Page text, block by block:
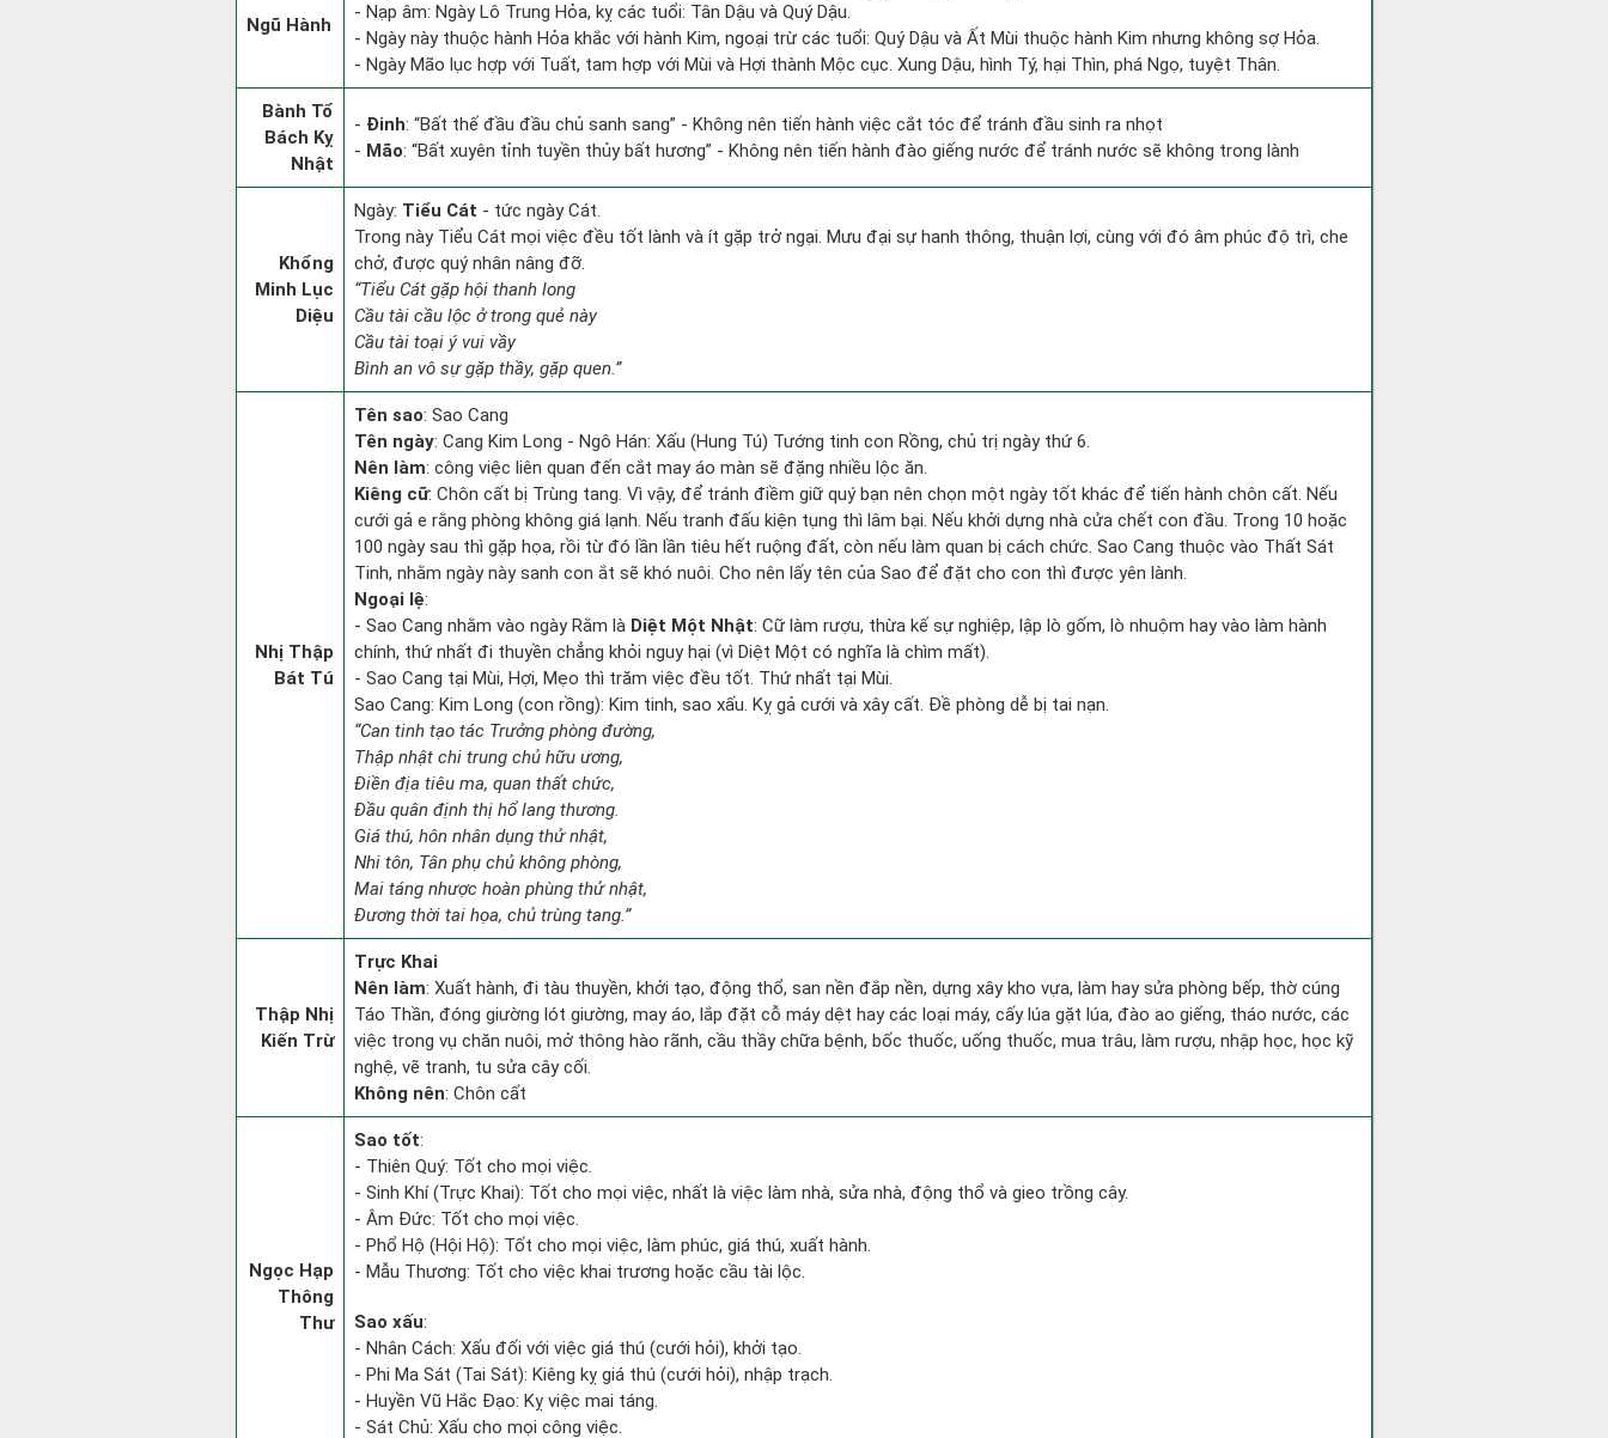
Ngũ Hành
- Nạp âm: Ngày Lô Trung Hỏa, kỵ các tuổi: Tân Dậu và Quý Dậu.
- Ngày này thuộc hành Hỏa khắc với hành Kim, ngoại trừ các tuổi: Quý Dậu và Ất Mùi thuộc hành Kim nhưng không sợ Hỏa.
- Ngày Mão lục hợp với Tuất, tam hợp với Mùi và Hợi thành Mộc cục. Xung Dậu, hình Tý, hại Thìn, phá Ngọ, tuyệt Thân.
Bành Tổ
Bách Kỵ
Nhật
- Đinh: “Bất thế đầu đầu chủ sanh sang” - Không nên tiến hành việc cắt tóc để tránh đầu sinh ra nhọt
- Mão: “Bất xuyên tỉnh tuyền thủy bất hương” - Không nên tiến hành đào giếng nước để tránh nước sẽ không trong lành
Khổng
Minh Lục
Diệu
Ngày: Tiểu Cát - tức ngày Cát.
Trong này Tiểu Cát mọi việc đều tốt lành và ít gặp trở ngại. Mưu đại sự hanh thông, thuận lợi, cùng với đó âm phúc độ trì, che
chở, được quý nhân nâng đỡ.
“Tiểu Cát gặp hội thanh long
Cầu tài cầu lộc ở trong quẻ này
Cầu tài toại ý vui vầy
Bình an vô sự gặp thầy, gặp quen.”
Nhị Thập
Bát Tú
Tên sao: Sao Cang
Tên ngày: Cang Kim Long - Ngô Hán: Xấu (Hung Tú) Tướng tinh con Rồng, chủ trị ngày thứ 6.
Nên làm: công việc liên quan đến cắt may áo màn sẽ đặng nhiều lộc ăn.
Kiêng cữ: Chôn cất bị Trùng tang. Vì vậy, để tránh điềm giữ quý bạn nên chọn một ngày tốt khác để tiến hành chôn cất. Nếu
cưới gả e rằng phòng không giá lạnh. Nếu tranh đấu kiện tụng thì lâm bại. Nếu khởi dựng nhà cửa chết con đầu. Trong 10 hoặc
100 ngày sau thì gặp họa, rồi từ đó lần lần tiêu hết ruộng đất, còn nếu làm quan bị cách chức. Sao Cang thuộc vào Thất Sát
Tinh, nhằm ngày này sanh con ắt sẽ khó nuôi. Cho nên lấy tên của Sao để đặt cho con thì được yên lành.
Ngoại lệ:
- Sao Cang nhằm vào ngày Rằm là Diệt Một Nhật: Cữ làm rượu, thừa kế sự nghiệp, lập lò gốm, lò nhuộm hay vào làm hành
chính, thứ nhất đi thuyền chẳng khỏi nguy hại (vì Diệt Một có nghĩa là chìm mất).
- Sao Cang tại Mùi, Hợi, Mẹo thì trăm việc đều tốt. Thứ nhất tại Mùi.
Sao Cang: Kim Long (con rồng): Kim tinh, sao xấu. Kỵ gả cưới và xây cất. Đề phòng dễ bị tai nạn.
“Can tinh tạo tác Trưởng phòng đường,
Thập nhật chi trung chủ hữu ương,
Điền địa tiêu ma, quan thất chức,
Đầu quân định thị hổ lang thương.
Giá thú, hôn nhân dụng thử nhật,
Nhi tôn, Tân phụ chủ không phòng,
Mai táng nhược hoàn phùng thử nhật,
Đương thời tai họa, chủ trùng tang.”
Thập Nhị
Kiến Trừ
Trực Khai
Nên làm: Xuất hành, đi tàu thuyền, khởi tạo, động thổ, san nền đắp nền, dựng xây kho vựa, làm hay sửa phòng bếp, thờ cúng
Táo Thần, đóng giường lót giường, may áo, lắp đặt cỗ máy dệt hay các loại máy, cấy lúa gặt lúa, đào ao giếng, tháo nước, các
việc trong vụ chăn nuôi, mở thông hào rãnh, cầu thầy chữa bệnh, bốc thuốc, uống thuốc, mua trâu, làm rượu, nhập học, học kỹ
nghệ, vẽ tranh, tu sửa cây cối.
Không nên: Chôn cất
Ngọc Hạp
Thông
Thư
Sao tốt:
- Thiên Quý: Tốt cho mọi việc.
- Sinh Khí (Trực Khai): Tốt cho mọi việc, nhất là việc làm nhà, sửa nhà, động thổ và gieo trồng cây.
- Âm Đức: Tốt cho mọi việc.
- Phổ Hộ (Hội Hộ): Tốt cho mọi việc, làm phúc, giá thú, xuất hành.
- Mẫu Thương: Tốt cho việc khai trương hoặc cầu tài lộc.
Sao xấu:
- Nhân Cách: Xấu đối với việc giá thú (cưới hỏi), khởi tạo.
- Phi Ma Sát (Tai Sát): Kiêng kỵ giá thú (cưới hỏi), nhập trạch.
- Huyền Vũ Hắc Đạo: Kỵ việc mai táng.
- Sát Chủ: Xấu cho mọi công việc.